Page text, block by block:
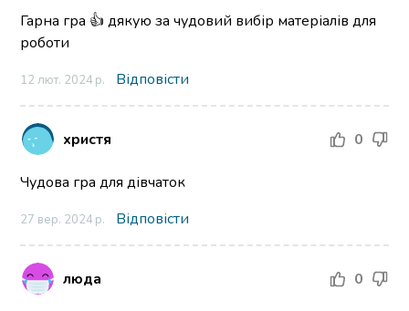
Гарна гра 👍 дякую за чудовий вибір матеріалів для
роботи
12 лют. 2024 р. Відповісти
христя 0
Чудова гра для дівчаток
27 вер. 2024 р. Відповісти
люда 0